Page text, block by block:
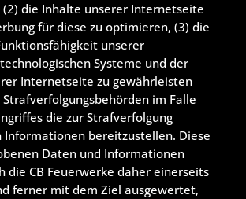
(2) die Inhalte unserer Internetseite
für diese zu optimieren, (3) die
unserer
Systeme und der
Internetseite zu gewährleisten
im Falle
die zur Strafverfolgung
Informationen bereitzustellen. Diese
Daten und Informationen
die CB Feuerwerke daher einerseits
ferner mit dem Ziel ausgewertet,